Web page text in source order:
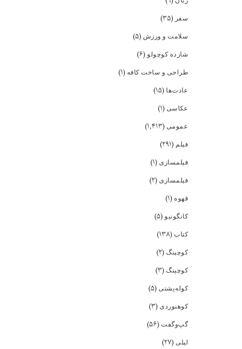
سفر(۳۵)
سلامت و ورزش (۵)
شازده کوچولو(۶)
طراحی و ساخت کافه (۱)
عادت‌ها (۱۵)
عکاسی (۱)
عمومی (۱,۴۱۳)
فیلم (۲۹۱)
فیلمسازی (۱)
فیلمسازی (۲)
قهوه (۱)
کانگونیو(۵)
کتاب (۱۳۸)
کوچینگ (۲)
کوچینگ (۳)
کوله‌پشتی (۵)
کوهنوردی (۳)
گپ‌و‌گفت (۵۶)
لیلی (۲۷)